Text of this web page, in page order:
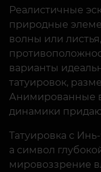
Реалистичные
природные
волны или
варианты
татуировок,
Анимированные
динамики
Татуировка с
а символ
мировоззрение